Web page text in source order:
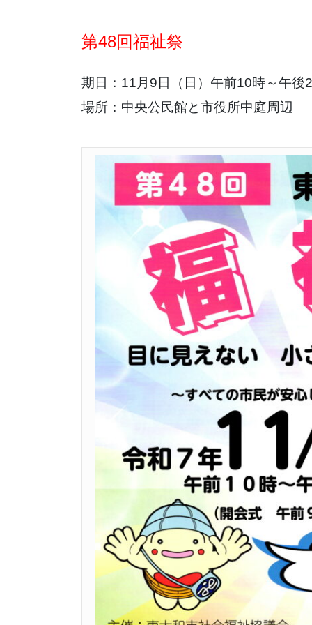
第48回福祉祭
期日：11月9日（日）午前10時～午後
場所：中央公民館と市役所中庭周辺